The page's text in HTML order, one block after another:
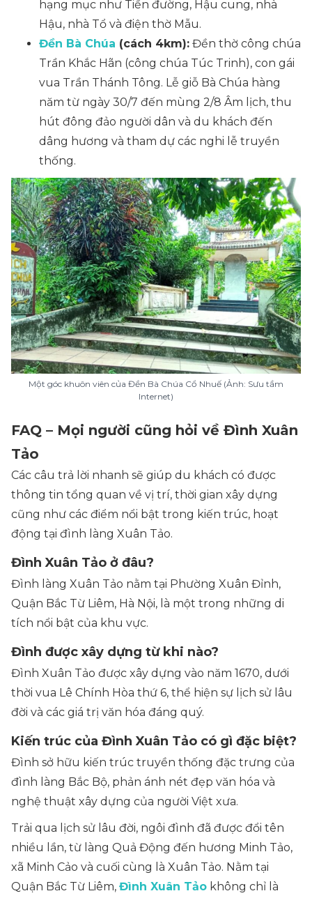
hạng mục như Tiền đường, Hậu cung, nhà
Hậu, nhà Tổ và điện thờ Mẫu.
Đền Bà Chúa (cách 4km): Đền thờ công chúa
Trần Khắc Hãn (công chúa Túc Trinh), con gái
vua Trần Thánh Tông. Lễ giỗ Bà Chúa hàng
năm từ ngày 30/7 đến mùng 2/8 Âm lịch, thu
hút đông đảo người dân và du khách đến
dâng hương và tham dự các nghi lễ truyền
thống.
Một góc khuôn viên của Đền Bà Chúa Cổ Nhuế (Ảnh: Sưu tầm
Internet)
FAQ – Mọi người cũng hỏi về Đình Xuân
Tảo
Các câu trả lời nhanh sẽ giúp du khách có được
thông tin tổng quan về vị trí, thời gian xây dựng
cũng như các điểm nổi bật trong kiến trúc, hoạt
động tại đình làng Xuân Tảo.
Đình Xuân Tảo ở đâu?
Đình làng Xuân Tảo nằm tại Phường Xuân Đỉnh,
Quận Bắc Từ Liêm, Hà Nội, là một trong những di
tích nổi bật của khu vực.
Đình được xây dựng từ khi nào?
Đình Xuân Tảo được xây dựng vào năm 1670, dưới
thời vua Lê Chính Hòa thứ 6, thể hiện sự lịch sử lâu
đời và các giá trị văn hóa đáng quý.
Kiến trúc của Đình Xuân Tảo có gì đặc biệt?
Đình sở hữu kiến trúc truyền thống đặc trưng của
đình làng Bắc Bộ, phản ánh nét đẹp văn hóa và
nghệ thuật xây dựng của người Việt xưa.
Trải qua lịch sử lâu đời, ngôi đình đã được đổi tên
nhiều lần, từ làng Quả Động đến hương Minh Tảo,
xã Minh Cảo và cuối cùng là Xuân Tảo. Nằm tại
Quận Bắc Từ Liêm, Đình Xuân Tảo không chỉ là